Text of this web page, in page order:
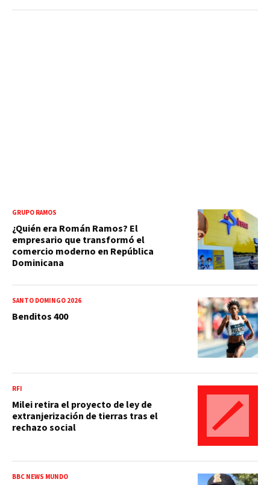
GRUPO RAMOS
¿Quién era Román Ramos? El
empresario que transformó el
comercio moderno en República
Dominicana
SANTO DOMINGO 2026
Benditos 400
RFI
Milei retira el proyecto de ley de
extranjerización de tierras tras el
rechazo social
BBC NEWS MUNDO